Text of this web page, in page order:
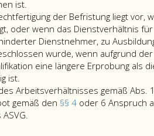
ist.
Ablauf
eines
auf
bestimmte
Zeit
Dienstverhältnisses
wird
der Befristung liegt vor,
oder wenn das Dienstverhältnis
Dienstnehmer, zu
wurde, wenn aufgrund
eine längere Erprobung als
ist.
Arbeitsverhältnisses gemäß Abs.
gemäß den §§ 4 oder 6 Anspruch